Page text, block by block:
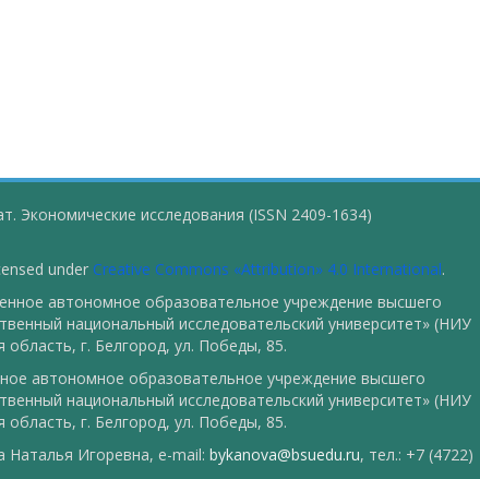
Экономические исследования (ISSN 2409-1634)
under Creative Commons «Attribution» 4.0 International.
автономное образовательное учреждение высшего
национальный исследовательский университет» (НИУ
область, г. Белгород, ул. Победы, 85.
автономное образовательное учреждение высшего
национальный исследовательский университет» (НИУ
область, г. Белгород, ул. Победы, 85.
Наталья Игоревна, e-mail: bykanova@bsuedu.ru, тел.: +7 (4722)